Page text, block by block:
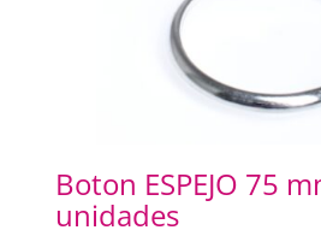
Boton ESPEJO 75
unidades